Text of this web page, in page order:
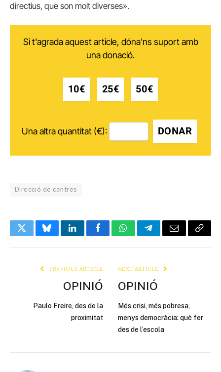
directius, que son molt diverses».
Si t'agrada aquest article, dóna'ns suport amb
una donació.
10€ 25€ 50€
Una altra quantitat (€): DONAR
Direcció de centres
TwitterBlueskyLinkedInFacebookWhatsAppTelegramEmail Copy
PREVIOUS ARTICLE
OPINIÓ
Paulo Freire, des de la
proximitat
NEXT ARTICLE
OPINIÓ
Més crisi, més pobresa,
menys democràcia: què fer
des de l’escola